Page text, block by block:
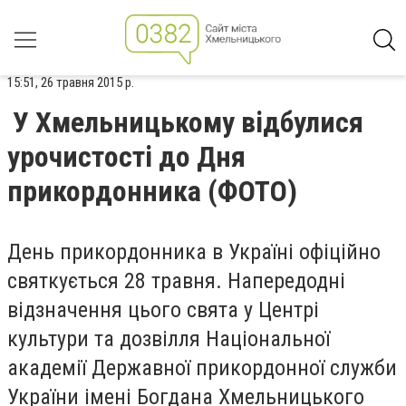
15:51, 26 травня 2015 р.
У Хмельницькому відбулися
урочистості до Дня
прикордонника (ФОТО)
День прикордонника в Україні офіційно
святкується 28 травня. Напередодні
відзначення цього свята у Центрі
культури та дозвілля Національної
академії Державної прикордонної служби
України імені Богдана Хмельницького